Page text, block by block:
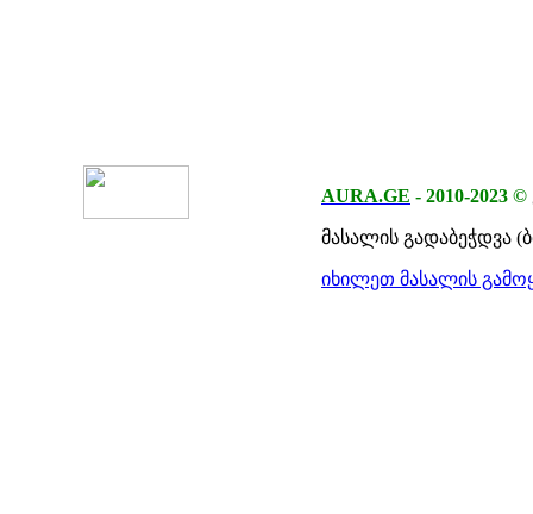
AURA.GE - 2010-2023 ©
მასალის გადაბეჭდვა
იხილეთ მასალის